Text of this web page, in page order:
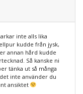
inte alls lika
kudde från jysk,
annan hård kudde
Så kanske ni
tänka ut så många
inte använder du
ansiktet